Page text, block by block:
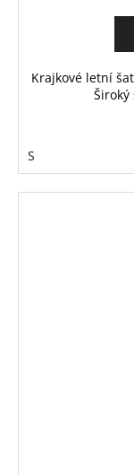
Krajkové letní
S